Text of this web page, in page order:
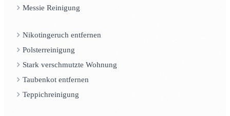
Messie Reinigung
Nikotingeruch entfernen
Polsterreinigung
Stark verschmutzte Wohnung
Taubenkot entfernen
Teppichreinigung